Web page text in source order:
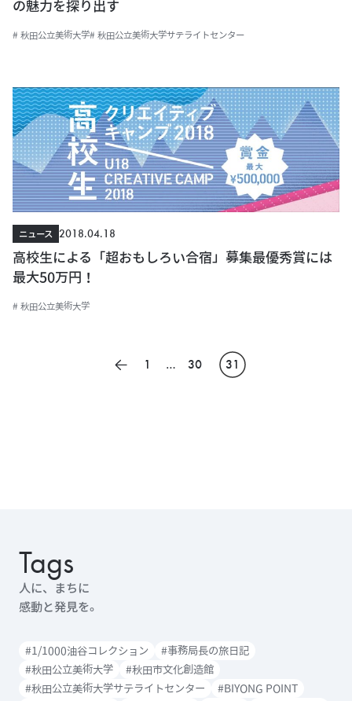
の魅力を探り出す
# 秋田公立美術大学# 秋田公立美術大学サテライトセンター
ニュース
2018.04.18
高校生による「超おもしろい合宿」募集最優秀賞には
最大50万円！
# 秋田公立美術大学
前のページ
1 … 30 31
Tags
人に、まちに
感動と発見を。
#1/1000油谷コレクション
#事務局長の旅日記
#秋田公立美術大学
#秋田市文化創造館
#秋田公立美術大学サテライトセンター
#BIYONG POINT